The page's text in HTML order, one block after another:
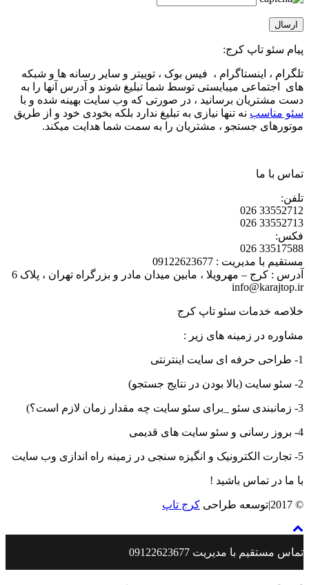
پیام سئو تاپ کرج:
تلگرام ، اینستاگرام ، فیس بوک ، توییتر و سایر رسانه ها و شبکه
های اجتماعی میبایستی توسط شما تبلیغ شوند و آدرس آنها را به
دست مشتریان برسانید ، در صورتی که وب سایت بهینه شده و با
سئو مناسب نه تنها نیازی به تبلیغ ندارد بلکه بخودی خود و از طریق
موتورهای جستجو ، مشتریان را به سمت شما هدایت میکند.
تماس با ما
تلفن:
33552712 026
33552713 026
فکس:
33517588 026
مستقیم با مدیریت : 09122623677
آدرس : کرج – مهرویلا ، مابین میدان مادر و بزرگراه تهران ، پلاک 6
info@karajtop.ir
خلاصه خدمات سئو تاپ کرج
مشاوره در زمینه های زیر :
1- طراحی حرفه ای سایت اینترنتی
2- سئو سایت (بالا بودن در نتایج جستجو)
3- زمانبندی سئو _برای سئو سایت چه مقدار زمان لازم است؟)
4- بروز رسانی و سئو سایت های قدیمی
5- تجارت الکترونیک و انگیزه سنجی در زمینه راه اندازی وب سایت
با ما در تماس باشید !
© 2017|توسعه طراحی کرج تاپ
تماس مستقیم با مدیریت 09122623677